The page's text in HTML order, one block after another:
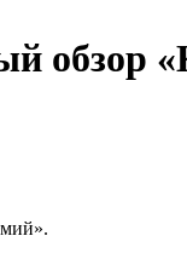
обзор